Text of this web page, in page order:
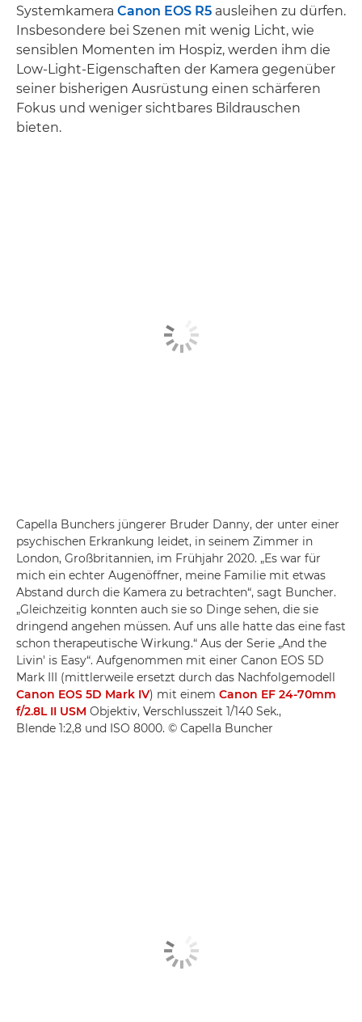
Systemkamera Canon EOS R5 ausleihen zu dürfen.
Insbesondere bei Szenen mit wenig Licht, wie
sensiblen Momenten im Hospiz, werden ihm die
Low-Light-Eigenschaften der Kamera gegenüber
seiner bisherigen Ausrüstung einen schärferen
Fokus und weniger sichtbares Bildrauschen
bieten.
Capella Bunchers jüngerer Bruder Danny, der unter einer
psychischen Erkrankung leidet, in seinem Zimmer in
London, Großbritannien, im Frühjahr 2020. „Es war für
mich ein echter Augenöffner, meine Familie mit etwas
Abstand durch die Kamera zu betrachten“, sagt Buncher.
„Gleichzeitig konnten auch sie so Dinge sehen, die sie
dringend angehen müssen. Auf uns alle hatte das eine fast
schon therapeutische Wirkung.“ Aus der Serie „And the
Livin' is Easy“. Aufgenommen mit einer Canon EOS 5D
Mark III (mittlerweile ersetzt durch das Nachfolgemodell
Canon EOS 5D Mark IV) mit einem Canon EF 24-70mm
f/2.8L II USM Objektiv, Verschlusszeit 1/140 Sek.,
Blende 1:2,8 und ISO 8000. © Capella Buncher